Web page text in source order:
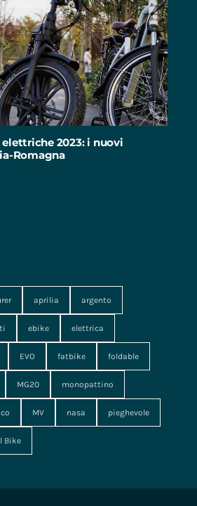
2023: i nuovi
Romagna
aprilia argento
ebike elettrica
EVO fatbike foldable
MG20 monopattino
MV nasa pieghevole
Bike